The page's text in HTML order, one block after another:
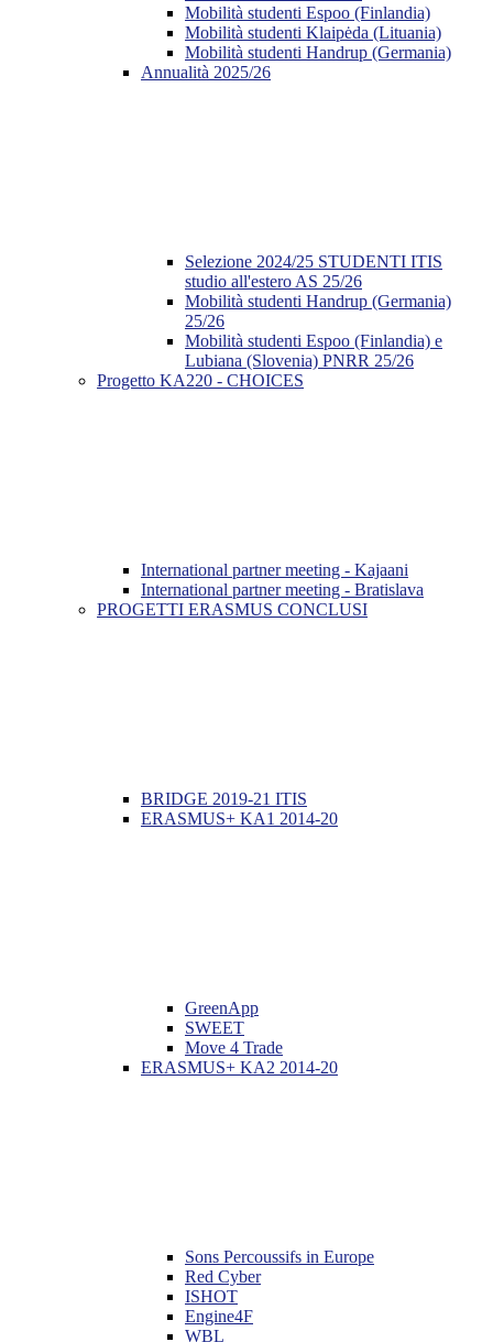
Mobilità studenti Espoo (Finlandia)
Mobilità studenti Klaipėda (Lituania)
Mobilità studenti Handrup (Germania)
Annualità 2025/26
Selezione 2024/25 STUDENTI ITIS
studio all'estero AS 25/26
Mobilità studenti Handrup (Germania)
25/26
Mobilità studenti Espoo (Finlandia) e
Lubiana (Slovenia) PNRR 25/26
Progetto KA220 - CHOICES
International partner meeting - Kajaani
International partner meeting - Bratislava
PROGETTI ERASMUS CONCLUSI
BRIDGE 2019-21 ITIS
ERASMUS+ KA1 2014-20
GreenApp
SWEET
Move 4 Trade
ERASMUS+ KA2 2014-20
Sons Percoussifs in Europe
Red Cyber
ISHOT
Engine4F
WBL